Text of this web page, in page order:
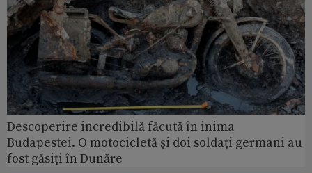
Descoperire incredibilă făcută în inima
Budapestei. O motocicletă și doi soldați germani au
fost găsiți în Dunăre